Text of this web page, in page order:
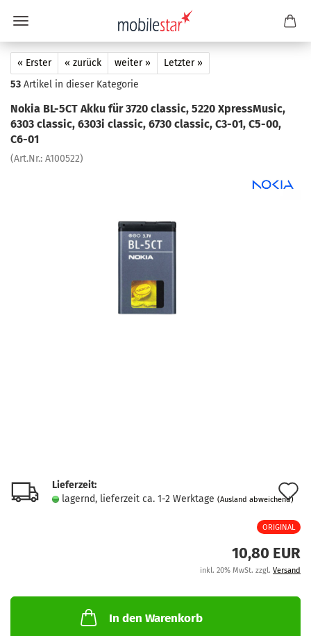
« Erster « zurück weiter »
Letzter »
53 Artikel in dieser Kategorie
Nokia BL-​5CT Akku für 3720 clas­sic, 5220 Xpress­Mu­sic,
6303 clas­sic, 6303i clas­sic, 6730 clas­sic, C3-01, C5-00,
C6-01
(Art.Nr.: A100522)
Lieferzeit:
lagernd, lieferzeit ca. 1-2 Werktage (Ausland abweichend)
ORIGINAL
10,80 EUR
inkl. 20% MwSt. zzgl. Versand
In den Warenkorb